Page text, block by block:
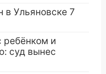
в Ульяновске 7
ребёнком и
суд вынес